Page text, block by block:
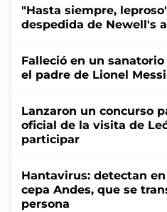
"Hasta siempre,
despedida de Newell's
Falleció en un
el padre de Lionel Messi
Lanzaron un concurso
oficial de la visita de
participar
Hantavirus: detectan
cepa Andes, que se
persona